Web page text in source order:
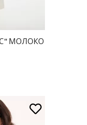
МОЛОКО